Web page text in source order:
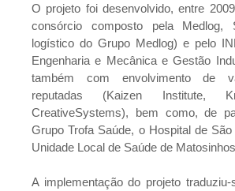
O projeto foi desenvolvido, entre
consórcio composto pela Medlog,
logístico do Grupo Medlog) e pelo
Engenharia e Mecânica e Gestão
também com envolvimento de
reputadas (Kaizen Institute,
CreativeSystems), bem como, de
Grupo Trofa Saúde, o Hospital de
Unidade Local de Saúde de
A implementação do projeto